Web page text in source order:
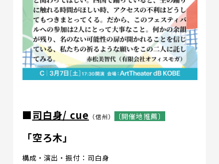
■司白身/ cue （信州） 〔開催地推薦〕
「空ろ木」
構成・演出・振付：司白身